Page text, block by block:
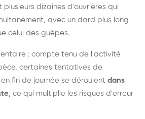
dizaines d'ouvrières qui
avec un dard plus long
celui des guêpes.
: compte tenu de l'activité
certaines tentatives de
fin de journée se déroulent dans
, ce qui multiplie les risques d'erreur